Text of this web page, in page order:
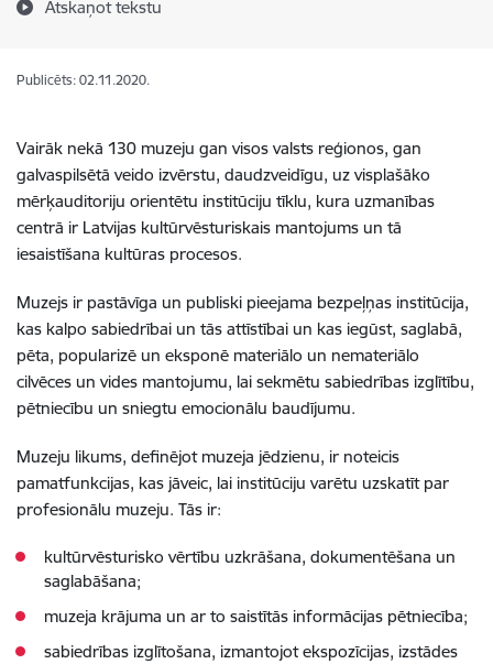
Atskaņot tekstu
Publicēts: 02.11.2020.
Vairāk nekā 130 muzeju gan visos valsts reģionos, gan
galvaspilsētā veido izvērstu, daudzveidīgu, uz visplašāko
mērķauditoriju orientētu institūciju tīklu, kura uzmanības
centrā ir Latvijas kultūrvēsturiskais mantojums un tā
iesaistīšana kultūras procesos.
Muzejs ir pastāvīga un publiski pieejama bezpeļņas institūcija,
kas kalpo sabiedrībai un tās attīstībai un kas iegūst, saglabā,
pēta, popularizē un eksponē materiālo un nemateriālo
cilvēces un vides mantojumu, lai sekmētu sabiedrības izglītību,
pētniecību un sniegtu emocionālu baudījumu.
Muzeju likums, definējot muzeja jēdzienu, ir noteicis
pamatfunkcijas, kas jāveic, lai institūciju varētu uzskatīt par
profesionālu muzeju. Tās ir:
kultūrvēsturisko vērtību uzkrāšana, dokumentēšana un
saglabāšana;
muzeja krājuma un ar to saistītās informācijas pētniecība;
sabiedrības izglītošana, izmantojot ekspozīcijas, izstādes